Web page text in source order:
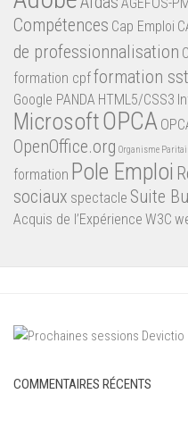
Compétences Cap Emploi
de professionnalisation
formation cpfformation sst
Google PANDA HTML5/CSS3
MicrosoftOPCA
OpenOffice.org Organisme
formation Pole Emploi
sociaux spectacle Suite
Acquis de l’Expérience W3C
COMMENTAIRES RÉCENTS